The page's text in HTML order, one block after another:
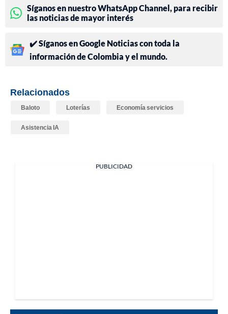
Síganos en nuestro WhatsApp Channel, para recibir
las noticias de mayor interés
✔️ Síganos en Google Noticias con toda la
información de Colombia y el mundo.
Relacionados
Baloto Loterías Economía servicios
Asistencia IA
PUBLICIDAD